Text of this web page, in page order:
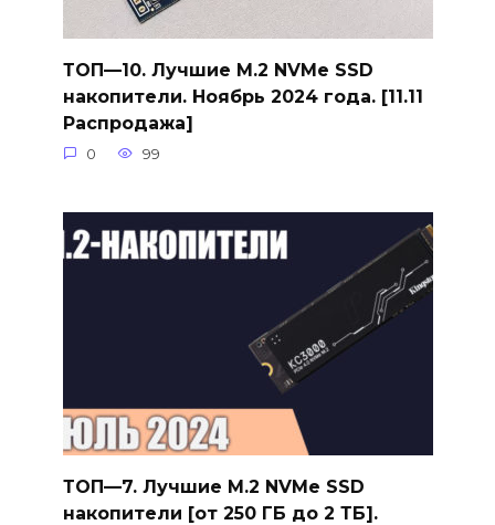
ТОП—10. Лучшие M.2 NVMe SSD
накопители. Ноябрь 2024 года. [11.11
Распродажа]
0 99
ТОП—7. Лучшие M.2 NVMe SSD
накопители [от 250 ГБ до 2 ТБ].